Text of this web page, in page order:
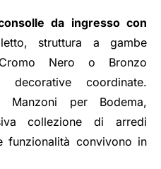
da ingresso con
struttura a gambe
Nero o Bronzo
coordinate.
Manzoni per Bodema,
collezione di arredi
funzionalità convivono in